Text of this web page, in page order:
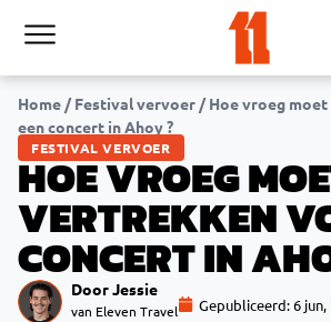
Home /Festival vervoer /Hoe vroeg
een concert in Ahoy ?
FESTIVAL VERVOER
HOE VROEG
VERTREKKEN
CONCERT IN
Door Jessie
van Eleven Travel Gepubliceerd:6 jun,